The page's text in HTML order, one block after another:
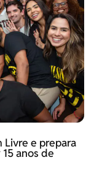
Livre e prepara
anos de